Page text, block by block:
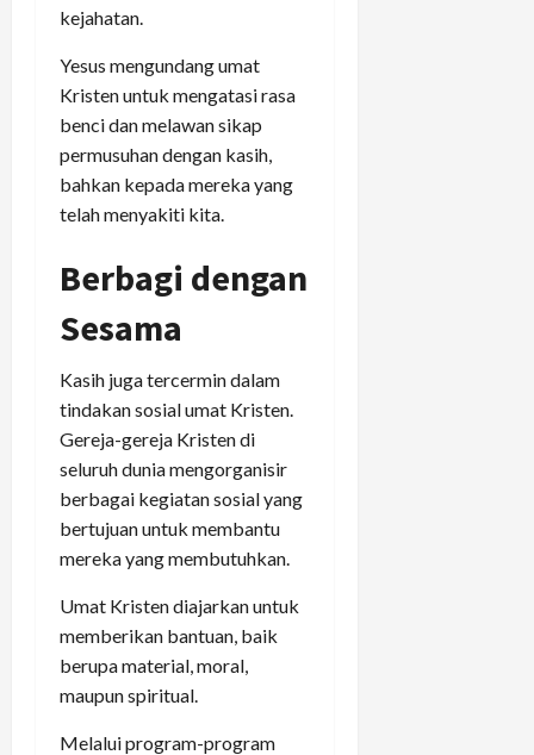
kejahatan.
Yesus mengundang umat
Kristen untuk mengatasi rasa
benci dan melawan sikap
permusuhan dengan kasih,
bahkan kepada mereka yang
telah menyakiti kita.
Berbagi dengan
Sesama
Kasih juga tercermin dalam
tindakan sosial umat Kristen.
Gereja-gereja Kristen di
seluruh dunia mengorganisir
berbagai kegiatan sosial yang
bertujuan untuk membantu
mereka yang membutuhkan.
Umat Kristen diajarkan untuk
memberikan bantuan, baik
berupa material, moral,
maupun spiritual.
Melalui program-program